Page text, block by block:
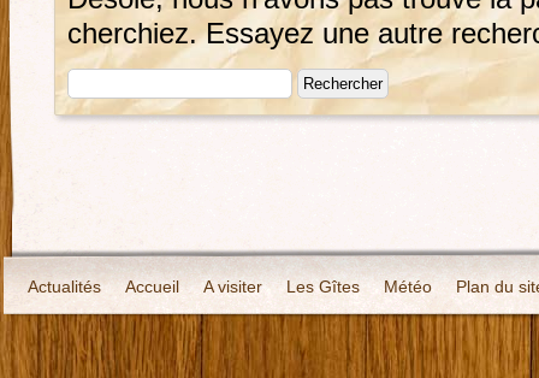
cherchiez. Essayez une autre
Actualités Accueil A visiter Les Gîtes Météo Plan du
Localisation Contact